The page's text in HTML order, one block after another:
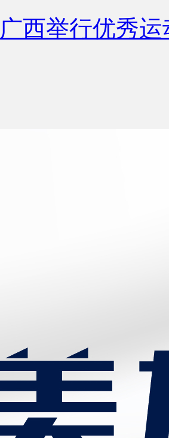
广西举行优秀